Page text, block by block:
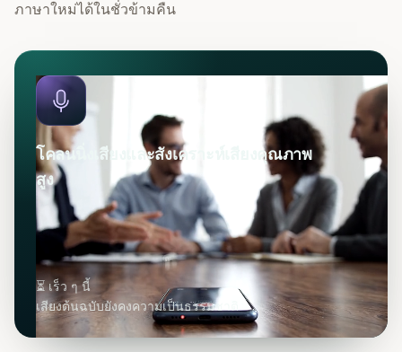
ภาษาใหม่ได้ในชั่วข้ามคืน
โคลนนิ่งเสียงและสังเคราะห์เสียงคุณภาพ
สูง
⏳ เร็ว ๆ นี้
เสียงต้นฉบับยังคงความเป็นธรรมชาติ